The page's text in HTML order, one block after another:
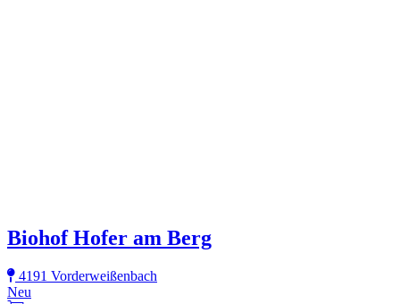
Biohof Hofer am Berg
4191 Vorderweißenbach
Neu